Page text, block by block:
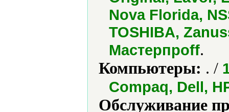
Nova Florida,
TOSHIBA,
Мастерпроff.
Компьютеры: . /
Compaq, Dell,
Обслуживание